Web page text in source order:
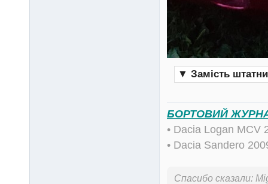
▼ Замість
БОРТОВИЙ
• Dacia Logan
• Dacia Sandero
Спасибо сказали: